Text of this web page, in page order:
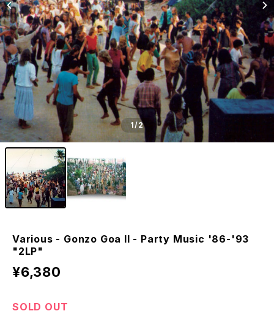
1/2
Various - Gonzo Goa II - Party Music '86-'93
"2LP"
¥6,380
SOLD OUT